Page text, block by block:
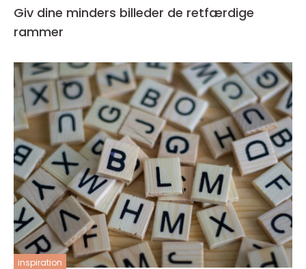
Giv dine minders billeder de retfærdige
rammer
inspiration